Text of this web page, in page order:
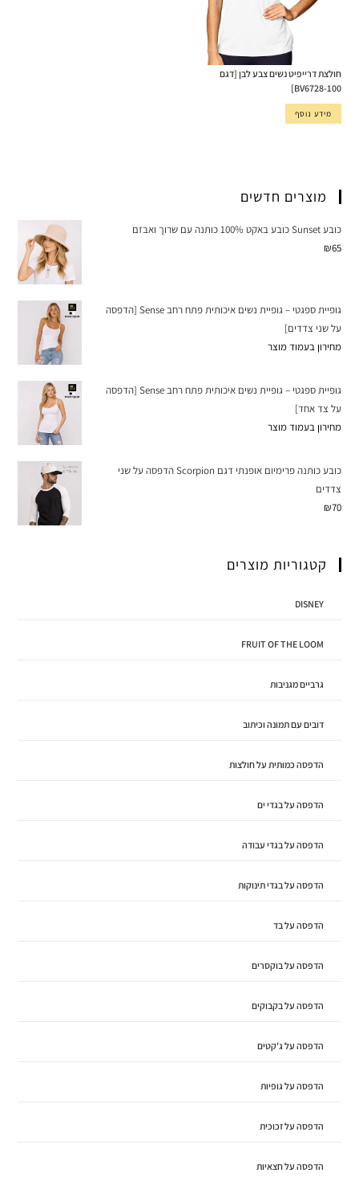
חולצת דרייפיט נשים צבע לבן [דגם
BV6728-100]
מידע נוסף
מוצרים חדשים
כובע Sunset כובע באקט 100% כותנה עם שרוך ואבזם
₪65
גופיית ספגטי – גופיית נשים איכותית פתח רחב Sense [הדפסה
על שני צדדים]
מחירון בעמוד מוצר
גופיית ספגטי – גופיית נשים איכותית פתח רחב Sense [הדפסה
על צד אחד]
מחירון בעמוד מוצר
כובע כותנה פרימיום אופנתי דגם Scorpion הדפסה על שני
צדדים
₪70
קטגוריות מוצרים
DISNEY
FRUIT OF THE LOOM
גרביים מגניבות
דובים עם תמונה וכיתוב
הדפסה כמותית על חולצות
הדפסה על בגדי ים
הדפסה על בגדי עבודה
הדפסה על בגדי תינוקות
הדפסה על בד
הדפסה על בוקסרים
הדפסה על בקבוקים
הדפסה על ג'קטים
הדפסה על גופיות
הדפסה על זכוכית
הדפסה על חצאיות